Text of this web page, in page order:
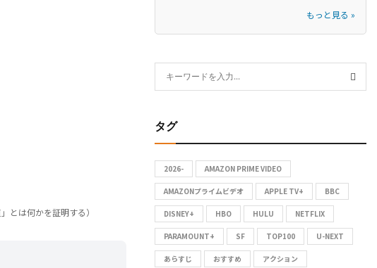
とは何かを証明する）
もっと見る »
e
r
c
h
f
o
r
H
タグ
2026- AMAZON PRIME VIDEO
AMAZONプライムビデオ APPLE TV+ BBC
DISNEY+ HBO HULU NETFLIX
PARAMOUNT+ SF TOP100 U-NEXT
あらすじ おすすめ アクション